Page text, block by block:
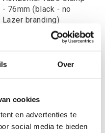
Over
cookies
en advertenties te
social media te bieden
- 76mm (black - no
Lazer branding)
€54,00